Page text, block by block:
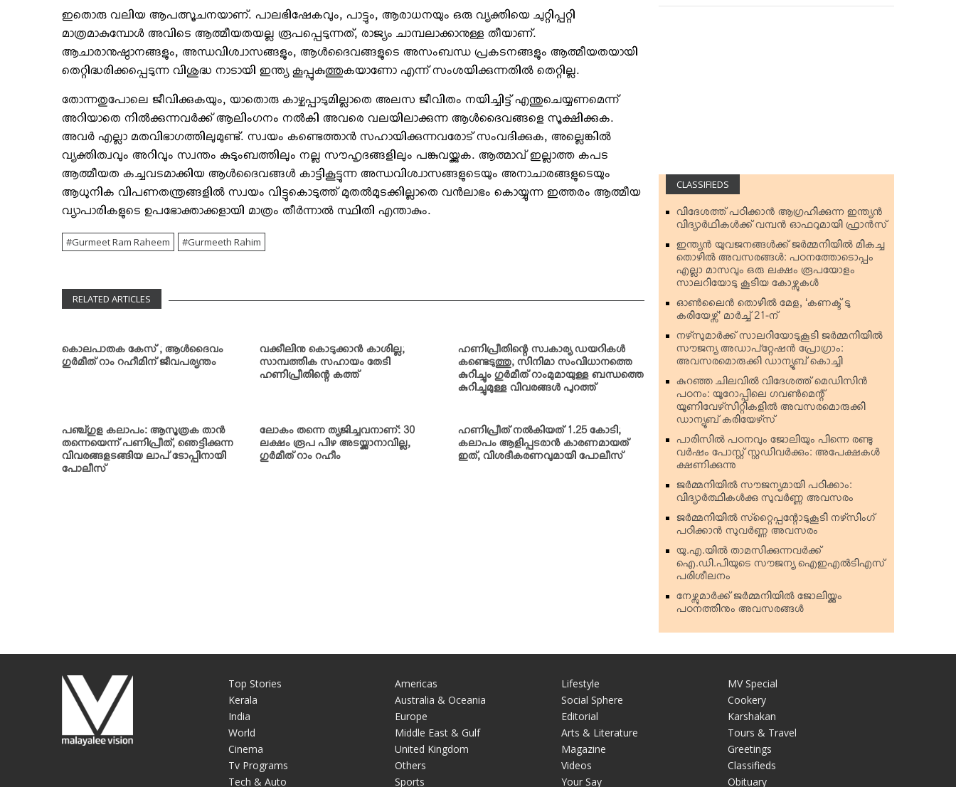
ഇതൊരു വലിയ ആപത്സൂചനയാണ്. പാലഭിഷേകവും, പാട്ടും, ആരാധനയും ഒരു വ്യക്തിയെ ചുറ്റിപ്പറ്റി
മാത്രമാകുമ്പോള്‍ അവിടെ ആത്മീയതയല്ല രൂപപ്പെടുന്നത്, രാജ്യം ചാമ്പലാക്കാനുള്ള തീയാണ്.
ആചാരാനുഷ്ഠാനങ്ങളും, അന്ധവിശ്വാസങ്ങളും, ആള്‍ദൈവങ്ങളുടെ അസംബന്ധ പ്രകടനങ്ങളും ആത്മീയതയായി
തെറ്റിദ്ധരിക്കപ്പെടുന്ന വിശുദ്ധ നാടായി ഇന്ത്യ കൂപ്പുകുത്തുകയാണോ എന്ന് സംശയിക്കുന്നതില്‍ തെറ്റില്ല.
തോന്നതുപോലെ ജീവിക്കുകയും, യാതൊരു കാഴ്ചപ്പാടുമില്ലാതെ അലസ ജീവിതം നയിച്ചിട്ട് എന്തുചെയ്യണമെന്ന്
അറിയാതെ നില്‍ക്കുന്നവര്‍ക്ക് ആലിംഗനം നല്‍കി അവരെ വലയിലാക്കുന്ന ആള്‍ദൈവങ്ങളെ സൂക്ഷിക്കുക.
അവര്‍ എല്ലാ മതവിഭാഗത്തിലുമുണ്ട്. സ്വയം കണ്ടെത്താന്‍ സഹായിക്കുന്നവരോട് സംവദിക്കുക, അല്ലെങ്കില്‍
വ്യക്തിത്വവും അറിവും സ്വന്തം കുടുംബത്തിലും നല്ല സൗഹൃദങ്ങളിലും പങ്കുവയ്ക്കുക. ആത്മാവ് ഇല്ലാത്ത കപട
ആത്മീയത കച്ചവടമാക്കിയ ആള്‍ദൈവങ്ങള്‍ കാട്ടികൂട്ടുന്ന അന്ധവിശ്വാസങ്ങളുടെയും അനാചാരങ്ങളുടെയും
ആധുനിക വിപണതന്ത്രങ്ങളില്‍ സ്വയം വിട്ടുകൊടുത്ത് മുതല്‍മുടക്കില്ലാതെ വന്‍ലാഭം കൊയ്യുന്ന ഇത്തരം ആത്മീയ
വ്യാപാരികളുടെ ഉപഭോക്താക്കളായി മാത്രം തീര്‍ന്നാല്‍ സ്ഥിതി എന്താകും.
Gurmeet Ram Raheem Gurmeeth Rahim
RELATED ARTICLES
കൊലപാതക കേസ് ; ആള്‍ദൈവം
ഗുര്‍മീത് റാം റഹീമിന് ജീവപര്യന്തം
വക്കീലിനു കൊടുക്കാന്‍ കാശില്ല;
സാമ്പത്തിക സഹായം തേടി
ഹണിപ്രീതിന്റെ കത്ത്
ഹണിപ്രീതിന്റെ സ്വകാര്യ ഡയറികള്‍
കണ്ടെടുത്തു; സിനിമാ സംവിധാനത്തെ
കുറിച്ചും ഗുര്‍മീത് റാംമുമായുള്ള ബന്ധത്തെ
കുറിച്ചുമുള്ള വിവരങ്ങള്‍ പുറത്ത്
പഞ്ച്ഗുള കലാപം: ആസൂത്രക താന്‍
തന്നെയെന്ന് പണിപ്രീത്; ഞെട്ടിക്കുന്ന
വിവരങ്ങളടങ്ങിയ ലാപ് ടോപ്പിനായി
പോലീസ്
ലോകം തന്നെ ത്യജിച്ചവനാണ്: 30
ലക്ഷം രൂപ പിഴ അടയ്ക്കാനാവില്ല,
ഗുര്‍മീത് റാം റഹീം
ഹണിപ്രീത് നല്‍കിയത് 1.25 കോടി;
കലാപം ആളിപ്പടരാന്‍ കാരണമായത്
ഇത്, വിശദീകരണവുമായി പോലീസ്
CLASSIFIEDS
വിദേശത്ത് പഠിക്കാന്‍ ആഗ്രഹിക്കുന്ന ഇന്ത്യന്‍
വിദ്യാര്‍ഥികള്‍ക്ക് വമ്പന്‍ ഓഫറുമായി ഫ്രാന്‍സ്
ഇന്ത്യന്‍ യുവജനങ്ങള്‍ക്ക് ജര്‍മ്മനിയില്‍ മികച്ച
തൊഴില്‍ അവസരങ്ങള്‍: പഠനത്തോടൊപ്പം
എല്ലാ മാസവും ഒരു ലക്ഷം രൂപയോളം
സാലറിയോടു കൂടിയ കോഴ്സുകള്‍
ഓണ്‍ലൈന്‍ തൊഴില്‍ മേള, ‘കണക്ട് ടു
കരിയേഴ്സ്’ മാര്‍ച്ച് 21-ന്
നഴ്‌സുമാര്‍ക്ക് സാലറിയോടുകൂടി ജര്‍മ്മനിയില്‍
സൗജന്യ അഡാപ്റ്റേഷന്‍ പ്രോഗ്രാം:
അവസരമൊരുക്കി ഡാന്യൂബ് കൊച്ചി
കുറഞ്ഞ ചിലവില്‍ വിദേശത്ത് മെഡിസിന്‍
പഠനം: യൂറോപ്പിലെ ഗവണ്‍മെന്റ്
യൂണിവേഴ്‌സിറ്റികളില്‍ അവസരമൊരുക്കി
ഡാന്യൂബ് കരിയേഴ്‌സ്
പാരിസില്‍ പഠനവും ജോലിയും പിന്നെ രണ്ടു
വര്‍ഷം പോസ്റ്റ് സ്റ്റഡിവര്‍ക്കും: അപേക്ഷകള്‍
ക്ഷണിക്കുന്നു
ജര്‍മ്മനിയില്‍ സൗജന്യമായി പഠിക്കാം:
വിദ്യാര്‍ത്ഥികള്‍ക്കു സുവര്‍ണ്ണ അവസരം
ജര്‍മ്മനിയില്‍ സ്‌റ്റൈപ്പന്റോടുകൂടി നഴ്‌സിംഗ്
പഠിക്കാന്‍ സുവര്‍ണ്ണ അവസരം
യു.എ.യില്‍ താമസിക്കുന്നവര്‍ക്ക്
ഐ.ഡി.പിയുടെ സൗജന്യ ഐഇഎല്‍ടിഎസ്
പരിശീലനം
നേഴ്സുമാര്‍ക്ക് ജര്‍മ്മനിയില്‍ ജോലിയ്ക്കും
പഠനത്തിനും അവസരങ്ങള്‍
Top Stories
Kerala
India
World
Cinema
Tv Programs
Tech & Auto
Americas
Australia & Oceania
Europe
Middle East & Gulf
United Kingdom
Others
Sports
Lifestyle
Social Sphere
Editorial
Arts & Literature
Magazine
Videos
Your Say
MV Special
Cookery
Karshakan
Tours & Travel
Greetings
Classifieds
Obituary